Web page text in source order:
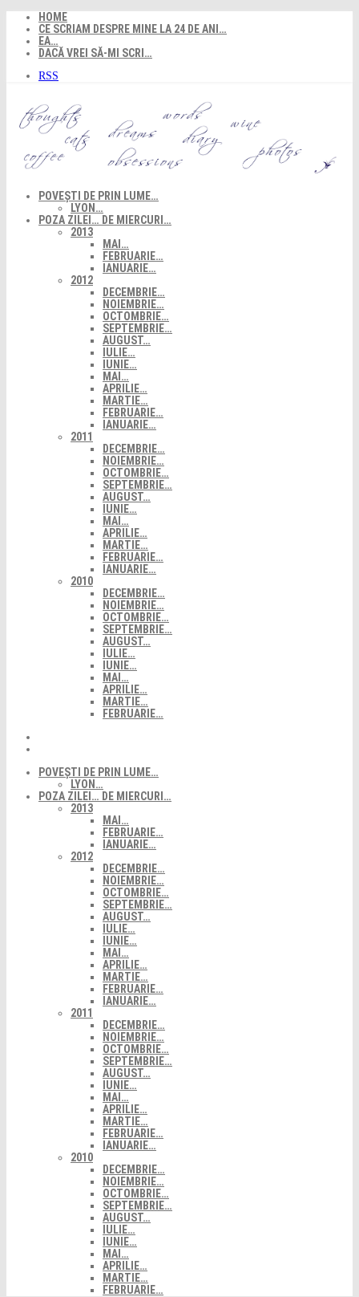
content
HOME
CE SCRIAM DESPRE MINE LA 24 DE ANI…
EA…
DACĂ VREI SĂ-MI SCRI…
RSS
POVEȘTI DE PRIN LUME…
LYON…
POZA ZILEI… DE MIERCURI…
2013
MAI…
FEBRUARIE…
IANUARIE…
2012
DECEMBRIE…
NOIEMBRIE…
OCTOMBRIE…
SEPTEMBRIE…
AUGUST…
IULIE…
IUNIE…
MAI…
APRILIE…
MARTIE…
FEBRUARIE…
IANUARIE…
2011
DECEMBRIE…
NOIEMBRIE…
OCTOMBRIE…
SEPTEMBRIE…
AUGUST…
IUNIE…
MAI…
APRILIE…
MARTIE…
FEBRUARIE…
IANUARIE…
2010
DECEMBRIE…
NOIEMBRIE…
OCTOMBRIE…
SEPTEMBRIE…
AUGUST…
IULIE…
IUNIE…
MAI…
APRILIE…
MARTIE…
FEBRUARIE…
POVEȘTI DE PRIN LUME…
LYON…
POZA ZILEI… DE MIERCURI…
2013
MAI…
FEBRUARIE…
IANUARIE…
2012
DECEMBRIE…
NOIEMBRIE…
OCTOMBRIE…
SEPTEMBRIE…
AUGUST…
IULIE…
IUNIE…
MAI…
APRILIE…
MARTIE…
FEBRUARIE…
IANUARIE…
2011
DECEMBRIE…
NOIEMBRIE…
OCTOMBRIE…
SEPTEMBRIE…
AUGUST…
IUNIE…
MAI…
APRILIE…
MARTIE…
FEBRUARIE…
IANUARIE…
2010
DECEMBRIE…
NOIEMBRIE…
OCTOMBRIE…
SEPTEMBRIE…
AUGUST…
IULIE…
IUNIE…
MAI…
APRILIE…
MARTIE…
FEBRUARIE…